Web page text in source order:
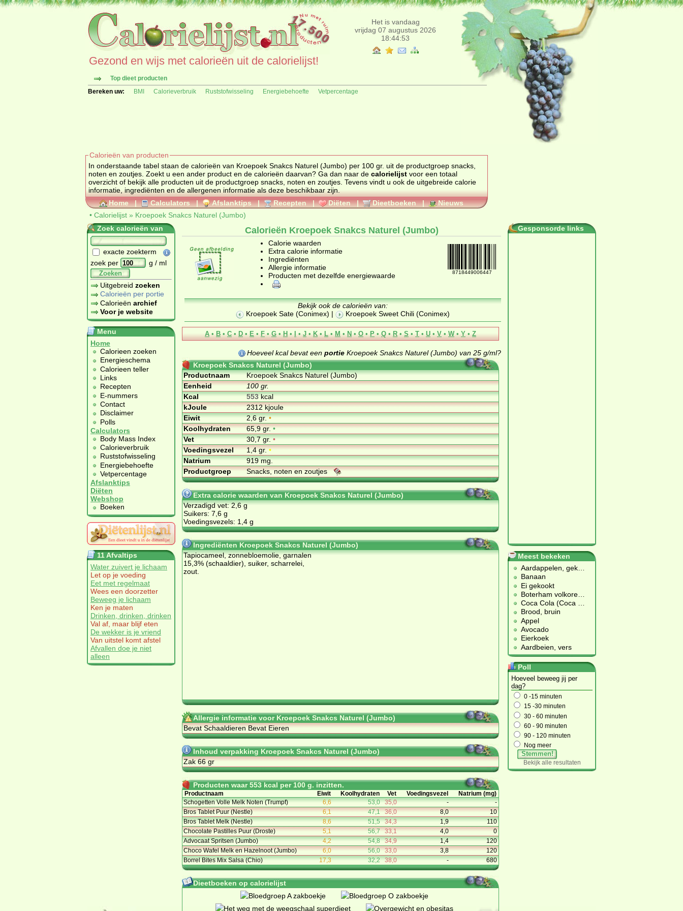
Het is vandaag
vrijdag 07 augustus 2026
18:44:53
Gezond en wijs met calorieën uit de calorielijst!
Top dieet producten
Bereken uw:
BMI Calorieverbruik Ruststofwisseling Energiebehoefte Vetpercentage
Calorieën van producten
In onderstaande tabel staan de calorieën van Kroepoek Snakcs Naturel (Jumbo) per 100 gr. uit de productgroep snacks,
noten en zoutjes. Zoekt u een ander product en de calorieën daarvan? Ga dan naar de calorielijst voor een totaal
overzicht of bekijk alle producten uit de productgroep snacks, noten en zoutjes
informatie, ingrediënten en de allergenen informatie als deze beschikbaar zijn.
Home | Calculators | Afslanktips | Recepten | Diëten | Dieetboeken |
Nieuws
• Calorielijst » Kroepoek Snakcs Naturel (Jumbo)
Zoek calorieën van
exacte zoekterm
zoek per
g / ml
Zoeken
Uitgebreid zoeken
Calorieën per portie
Calorieën archief
Voor je website
Menu
Home
Calorieen zoeken
Energieschema
Calorieen teller
Links
Recepten
E-nummers
Contact
Disclaimer
Polls
Calculators
Body Mass Index
Calorieverbruik
Ruststofwisseling
Energiebehoefte
Vetpercentage
Afslanktips
Diëten
Webshop
Boeken
11 Afvaltips
Water zuivert je lichaam
Let op je voeding
Eet met regelmaat
Wees een doorzetter
Beweeg je lichaam
Ken je maten
Drinken, drinken, drinken
Val af, maar blijf eten
De wekker is je vriend
Van uitstel komt afstel
Afvallen doe je niet
alleen
Calorieën Kroepoek Snakcs Naturel (Jumbo)
8718449006447
Calorie waarden
Extra calorie informatie
Ingrediënten
Allergie informatie
Producten met dezelfde energiewaarde
Bekijk ook de calorieën van:
Kroepoek Sate (Conimex) | Kroepoek Sweet Chili (Conimex)
A • B • C • D • E • F • G • H • I • J • K • L • M • N • O • P • Q • R • S • T • U • V • W • Y • Z
Hoeveel kcal bevat een portie Kroepoek Snakcs Naturel (Jumbo) van 25 g/ml?
Kroepoek Snakcs Naturel (Jumbo)
Productnaam
Kroepoek Snakcs Naturel (Jumbo)
Eenheid
100 gr.
Kcal
553kcal
kJoule
2312 kjoule
Eiwit
2,6 gr.•
Koolhydraten
65,9 gr.•
Vet
30,7 gr.•
Voedingsvezel
1,4 gr.•
Natrium
919 mg.
Productgroep
Snacks, noten en zoutjes
Extra calorie waarden van Kroepoek Snakcs Naturel (Jumbo)
Verzadigd vet: 2,6 g
Suikers: 7,6 g
Voedingsvezels: 1,4 g
Ingrediënten Kroepoek Snakcs Naturel (Jumbo)
Tapiocameel, zonnebloemolie, garnalen
15,3% (schaaldier), suiker, scharrelei,
zout.
Allergie informatie voor Kroepoek Snakcs Naturel (Jumbo)
Bevat Schaaldieren Bevat Eieren
Inhoud verpakking Kroepoek Snakcs Naturel (Jumbo)
Zak 66 gr
Producten waar 553 kcal per 100 g. inzitten.
Productnaam Eiwit Koolhydraten Vet Voedingsvezel
Natrium (mg)
Schogetten Volle Melk Noten (Trumpf)
6,6 53,0 35,0 -
-
Bros Tablet Puur (Nestle)
6,1 47,1 36,0 8,0
10
Bros Tablet Melk (Nestle)
8,6 51,5 34,3 1,9
110
Chocolate Pastilles Puur (Droste)
5,1 56,7 33,1 4,0
0
Advocaat Spritsen (Jumbo)
4,2 54,8 34,9 1,4
120
Choco Wafel Melk en Hazelnoot (Jumbo)
6,0 56,0 33,0 3,8
120
Borrel Bites Mix Salsa (Chio)
17,3 32,2 38,0 - 680
Dieetboeken op calorielijst
Gesponsorde links
Meest bekeken
Aardappelen, gek
Banaan
Ei gekookt
Boterham volkore
Coca Cola (Coca
Brood, bruin
Appel
Avocado
Eierkoek
Aardbeien, vers
Poll
Hoeveel beweeg jij per
dag?
0 -15 minuten
15 -30 minuten
30 - 60 minuten
60 - 90 minuten
90 - 120 minuten
Nog meer
Stemmen!
Bekijk alle resultaten